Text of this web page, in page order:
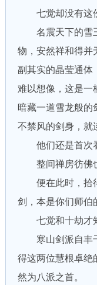
七觉却没有这份
名震天下的雪玉
物，安然祥和得并
副其实的晶莹通体
难以想像，这是一
暗藏一道雪龙般的
不禁风的剑身，就
他们还是首次看
整间禅房彷佛也
便在此时，拾得
剑，本是你们师伯
七觉和十劫才知
寒山剑派自丰干
得这两位慧根卓绝
然为八派之首。